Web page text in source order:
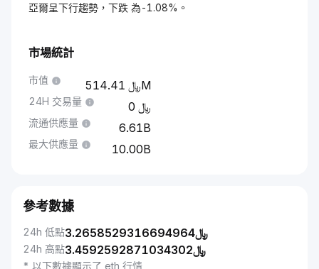
亞爾呈下行趨勢，下跌 為-1.08%。
市場統計
市值 514.41M
24H 交易量 0
流通供應量 6.61B
最大供應量 10.00B
參考數據
24h 低點 ﷼3.2658529316694964
24h 高點 ﷼3.4592592871034302
* 以下數據顯示了 eth 行情